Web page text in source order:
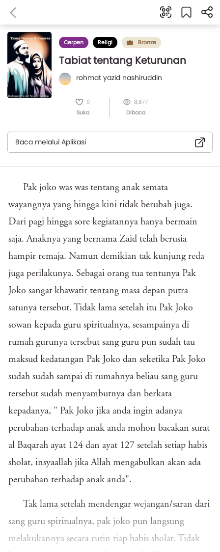
Cerpen Religi Bronze
Tabiat tentang Keturunan
rohmat yazid nashiruddin
0
Suka
8,877
Dibaca
Baca melalui Aplikasi
Pak joko was was tentang anak semata
wayangnya yang hingga kini tidak berubah juga.
Dari pagi hingga sore kegiatannya hanya bermain
saja. Anaknya yang bernama Zaid telah berusia
hampir remaja. Namun demikian tak kunjung reda
juga perilakunya. Sebagai orang tua tentunya Pak
Joko sangat khawatir tentang masa depan putra
satunya tersebut. Tidak lama setelah itu Pak Joko
sowan kepada guru spiritualnya, sesampainya di
rumah gurunya tersebut sang guru pun sudah tau
maksud kedatangan Pak Joko dan seketika Pak Joko
sudah sudah sampai di rumahnya beliau sang guru
tersebut sudah menyambutnya dan berkata
kepadanya, " Pak Joko jika anda ingin adanya
perubahan terhadap anak anda mohon bacakan surat
al Baqarah ayat 124 dan ayat 127 setelah setiap habis
sholat, insyaallah jika Allah mengabulkan akan ada
perubahan terhadap anak anda".
Tak lama setelah mendengar wejangan/saran dari
sang guru spiritualnya, pak joko pun langsung
melakukannya secara rutin tiap habis sholat. Tidak